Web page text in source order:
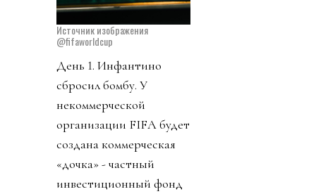
Источник изображения
@fifaworldcup
День 1. Инфантино
сбросил бомбу. У
некоммерческой
организации FIFA будет
создана коммерческая
«дочка» - частный
инвестиционный фонд